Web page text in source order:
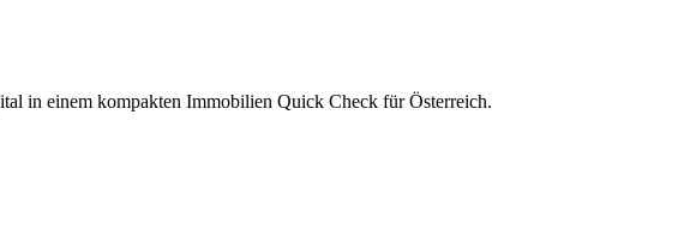
in einem kompakten Immobilien Quick Check für Österreich.